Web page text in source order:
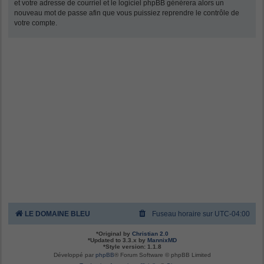
et votre adresse de courriel et le logiciel phpBB générera alors un
nouveau mot de passe afin que vous puissiez reprendre le contrôle de
votre compte.
LE DOMAINE BLEU Fuseau horaire sur UTC-04:00
*Original by Christian 2.0
*Updated to 3.3.x by MannixMD
*Style version: 1.1.8
Développé par phpBB® Forum Software © phpBB Limited